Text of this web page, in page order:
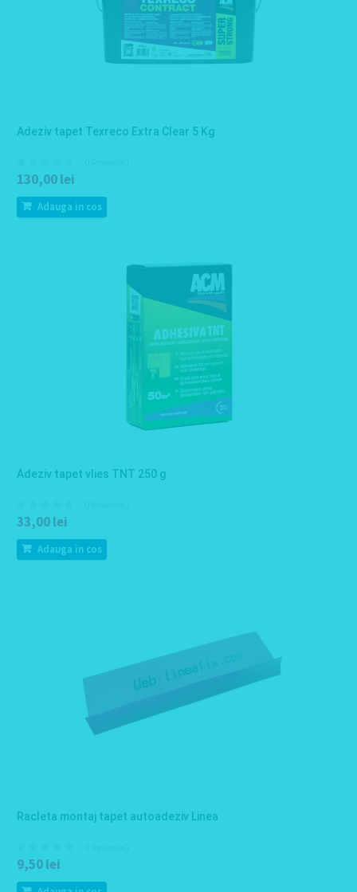
Adeziv tapet Texreco Extra Clear 5 Kg
130,00 lei
Adauga in cos
Adeziv tapet vlies TNT 250 g
33,00 lei
Adauga in cos
Racleta montaj tapet autoadeziv Linea
9,50 lei